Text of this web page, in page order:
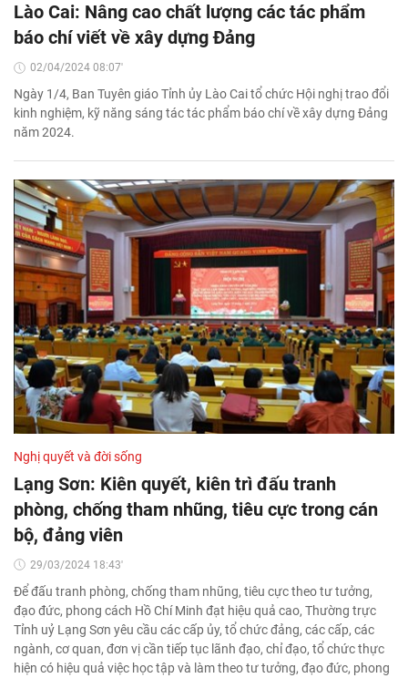
Lào Cai: Nâng cao chất lượng các tác phẩm
báo chí viết về xây dựng Đảng
02/04/2024 08:07'
Ngày 1/4, Ban Tuyên giáo Tỉnh ủy Lào Cai tổ chức Hội nghị trao đổi
kinh nghiệm, kỹ năng sáng tác tác phẩm báo chí về xây dựng Đảng
năm 2024.
Nghị quyết và đời sống
Lạng Sơn: Kiên quyết, kiên trì đấu tranh
phòng, chống tham nhũng, tiêu cực trong cán
bộ, đảng viên
29/03/2024 18:43'
Để đấu tranh phòng, chống tham nhũng, tiêu cực theo tư tưởng,
đạo đức, phong cách Hồ Chí Minh đạt hiệu quả cao, Thường trực
Tỉnh uỷ Lạng Sơn yêu cầu các cấp ủy, tổ chức đảng, các cấp, các
ngành, cơ quan, đơn vị cần tiếp tục lãnh đạo, chỉ đạo, tổ chức thực
hiện có hiệu quả việc học tập và làm theo tư tưởng, đạo đức, phong